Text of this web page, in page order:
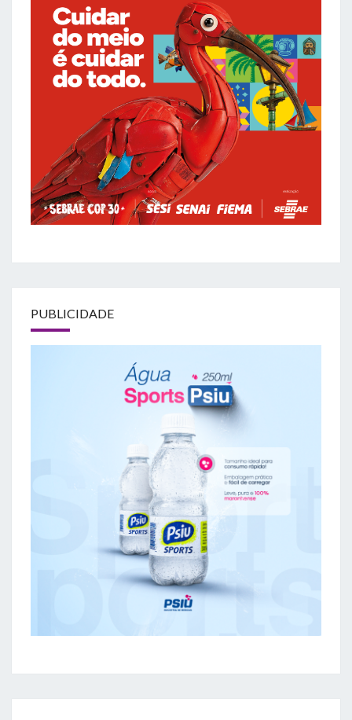
PUBLICIDADE